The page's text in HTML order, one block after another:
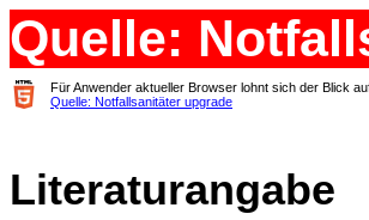
Quelle:
Für Anwender aktueller Browser lohnt sich der Blick
Quelle: Notfallsanitäter upgrade
Literaturangabe